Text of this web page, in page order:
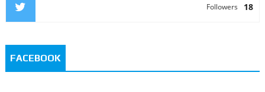
18
Followers
FACEBOOK